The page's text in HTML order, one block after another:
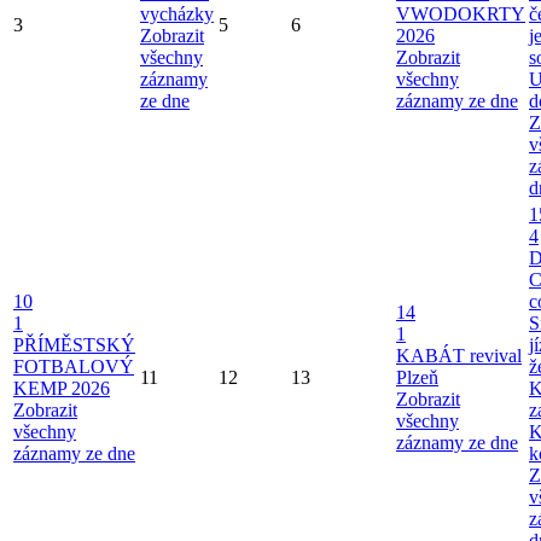
3
vycházky
Zobrazit
všechny
záznamy
ze dne
5 6
VWODOKRTY
2026
Zobrazit
všechny
záznamy ze dne
10
1
PŘÍMĚSTSKÝ
FOTBALOVÝ
KEMP 2026
Zobrazit
všechny
záznamy ze dne
11 12 13
14
1
KABÁT revival
Plzeň
Zobrazit
všechny
záznamy ze dne
4